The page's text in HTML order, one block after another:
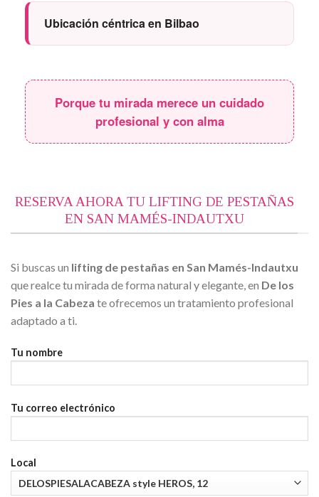
Ubicación céntrica en Bilbao
Porque tu mirada merece un cuidado
profesional y con alma
RESERVA AHORA TU LIFTING DE PESTAÑAS
EN SAN MAMÉS-INDAUTXU
Si buscas un lifting de pestañas en San Mamés-Indautxu
que realce tu mirada de forma natural y elegante, en De los
Pies a la Cabeza te ofrecemos un tratamiento profesional
adaptado a ti.
Tu nombre
Tu correo electrónico
Local